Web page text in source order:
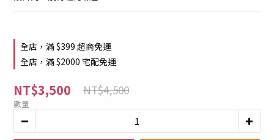
全店，滿 $399 超商免運
全店，滿 $2000 宅配免運
NT$3,500 NT$4,500
數量